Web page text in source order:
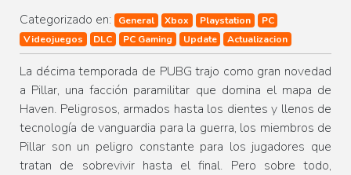
Categorizado en: General Xbox Playstation
PC
Videojuegos
DLC PC Gaming Update Actualizacion
La décima temporada de PUBG trajo como gran novedad
a Pillar, una facción paramilitar que domina el mapa de
Haven. Peligrosos, armados hasta los dientes y llenos de
tecnología de vanguardia para la guerra, los miembros de
Pillar son un peligro constante para los jugadores que
tratan de sobrevivir hasta el final. Pero sobre todo,